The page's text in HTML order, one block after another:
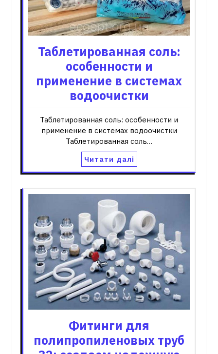
Таблетированная соль:
особенности и
применение в системах
водоочистки
Таблетированная соль: особенности и
применение в системах водоочистки
Таблетированная соль…
Читати далі
Фитинги для
полипропиленовых труб